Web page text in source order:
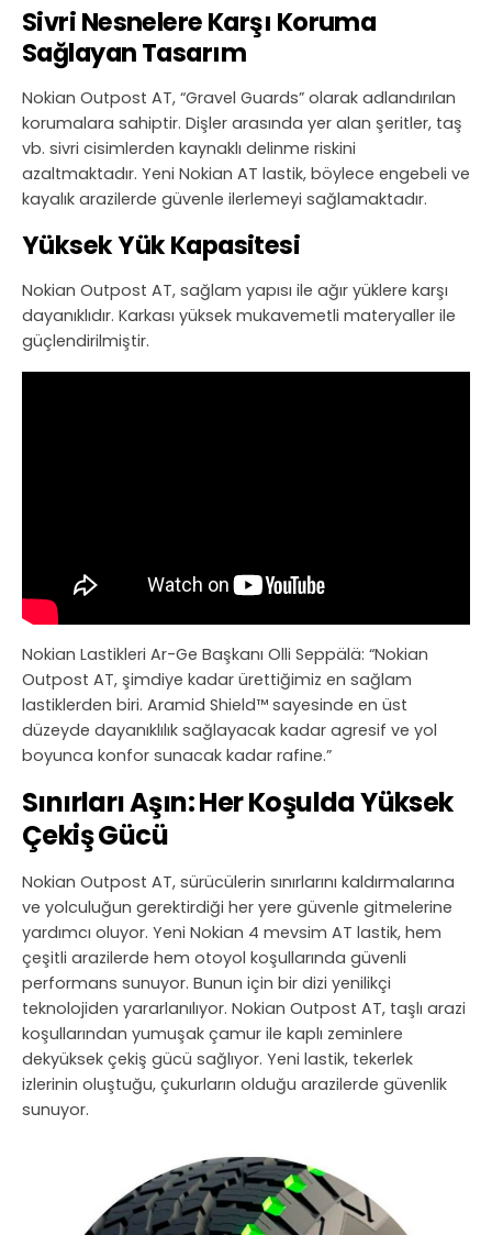
Sivri Nesnelere Karşı Koruma
Sağlayan Tasarım
Nokian Outpost AT, “Gravel Guards” olarak adlandırılan
korumalara sahiptir. Dişler arasında yer alan şeritler, taş
vb. sivri cisimlerden kaynaklı delinme riskini
azaltmaktadır. Yeni Nokian AT lastik, böylece engebeli ve
kayalık arazilerde güvenle ilerlemeyi sağlamaktadır.
Yüksek Yük Kapasitesi
Nokian Outpost AT, sağlam yapısı ile ağır yüklere karşı
dayanıklıdır. Karkası yüksek mukavemetli materyaller ile
güçlendirilmiştir.
Nokian Lastikleri Ar-Ge Başkanı Olli Seppälä: “Nokian
Outpost AT, şimdiye kadar ürettiğimiz en sağlam
lastiklerden biri. Aramid Shield™ sayesinde en üst
düzeyde dayanıklılık sağlayacak kadar agresif ve yol
boyunca konfor sunacak kadar rafine.”
Sınırları Aşın: Her Koşulda Yüksek
Çekiş Gücü
Nokian Outpost AT, sürücülerin sınırlarını kaldırmalarına
ve yolculuğun gerektirdiği her yere güvenle gitmelerine
yardımcı oluyor. Yeni Nokian 4 mevsim AT lastik, hem
çeşitli arazilerde hem otoyol koşullarında güvenli
performans sunuyor. Bunun için bir dizi yenilikçi
teknolojiden yararlanılıyor. Nokian Outpost AT, taşlı arazi
koşullarından yumuşak çamur ile kaplı zeminlere
dekyüksek çekiş gücü sağlıyor. Yeni lastik, tekerlek
izlerinin oluştuğu, çukurların olduğu arazilerde güvenlik
sunuyor.